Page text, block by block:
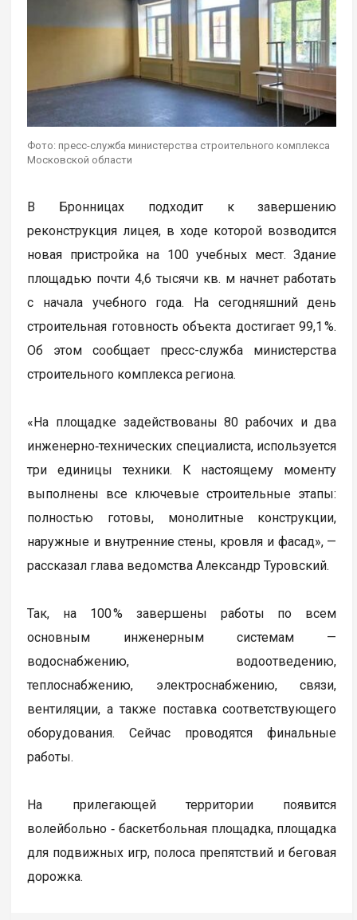
Фото: пресс-служба министерства строительного комплекса
Московской области
В Бронницах подходит к завершению
реконструкция лицея, в ходе которой возводится
новая пристройка на 100 учебных мест. Здание
площадью почти 4,6 тысячи кв. м начнет работать
с начала учебного года. На сегодняшний день
строительная готовность объекта достигает 99,1 %.
Об этом сообщает пресс-служба министерства
строительного комплекса региона.
«На площадке задействованы 80 рабочих и два
инженерно‑технических специалиста, используется
три единицы техники. К настоящему моменту
выполнены все ключевые строительные этапы:
полностью готовы, монолитные конструкции,
наружные и внутренние стены, кровля и фасад», —
рассказал глава ведомства Александр Туровский.
Так, на 100 % завершены работы по всем
основным инженерным системам —
водоснабжению, водоотведению,
теплоснабжению, электроснабжению, связи,
вентиляции, а также поставка соответствующего
оборудования. Сейчас проводятся финальные
работы.
На прилегающей территории появится
волейбольно ‑ баскетбольная площадка, площадка
для подвижных игр, полоса препятствий и беговая
дорожка.